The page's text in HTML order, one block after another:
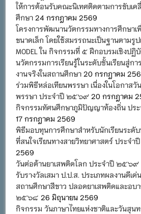
ให้การต้อนรับคณะนิเทศติดตามการขับเ
ศึกษา 24 กรกฎาคม 2569
โครงการพัฒนานวัตกรรมทางการศึกษาเ
ขนาดเล็ก โดยใช้สมรรถนะเป็นฐานตามรู
MODEL ใน กิจกรรมที่ ๕ ฝึกอบรมเชิงปฏิ
นวัตกรรมการเรียนรู้ในระดับชั้นเรียนสู่กา
งานจริงในสถานศึกษา 20 กรกฎาคม
ร่วมพิธีหล่อเทียนพรรษา เนื่องในโอกาสวั
พรรษา ประจำปี ๒๕๖๙ 20 กรกฎาคม
กิจกรรมทัศนศึกษาภูมิปัญญาท้องถิ่น ปร
17 กรกฎาคม 2569
พิธีมอบทุนการศึกษาสำหรับนักเรียนระดั
ที่สนใจเรียนทางสายวิทยาศาสตร์ ประจ
2569
วันต่อต้านยาเสพติดโลก ประจำปี ๒๕๖๙
รับรางวัลเสมา ป.ป.ส. ประเภทผลงานดีเด่
สถานศึกษาสีขาว ปลอดยาเสพติดและอบ
๒๕๖๘ 26 มิถุนายน 2569
กิจกรรม วันภาษาไทยแห่งชาติและวันสุ